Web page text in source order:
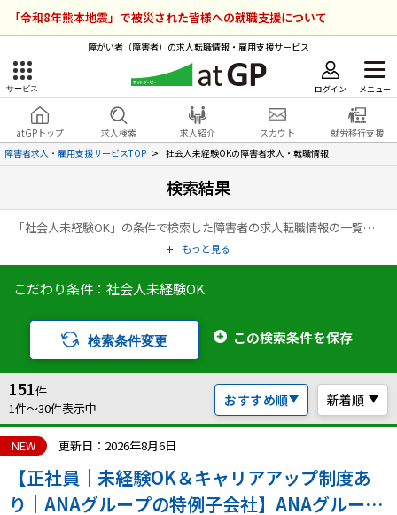
「令和8年熊本地震」で被災された皆様への就職支援について
障がい者（障害者）の求人転職情報・雇用支援サービス
サービス ログイン メニュー
atGPトップ 求人検索 求人紹介 スカウト
就労移行支援
障害者求人・雇用支援サービスTOP
社会人未経験OKの障害者求人・転職情報
検索結果
「社会人未経験OK」の条件で検索した障害者の求人転職情報の一覧ページです。アットジーピー（atGP）は、障害者の求人情報・障害者専門の転職支援サービス（エージェント）・就労移行支援事業所など、雇用に関する様々なサービスを展開している障害者の「働く」をトータルでサポートするサービスです。
もっと見る
こだわり条件：社会人未経験OK
検索条件変更 この検索条件を保存
おすすめ順 新着順
151件
1件〜30件表示中
NEW 更新日：2026年8月6日
【正社員｜未経験OK＆キャリアアップ制度あ
り｜ANAグループの特例子会社】ANAグループ
障害者雇用のアットジーピー
サービスラインナップ
障害者専門の就転職支援サービス
障害者アスリート専門の就転職支援サービス
ハイスキルな障害者の転職支援サービス
障害のある新卒学生専門の就職エージェントサービス
ログイン 会員登録 無料
求人を検索する
求人を紹介してもらう
スカウトを受ける
就労移行支援サービス
就職・転職ノウハウ